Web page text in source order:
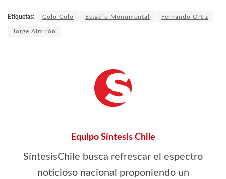
Etiquetas: Colo Colo Estadio Monumental Fernando Ortíz
Jorge Almirón
Equipo Síntesis Chile
SíntesisChile busca refrescar el espectro
noticioso nacional proponiendo un